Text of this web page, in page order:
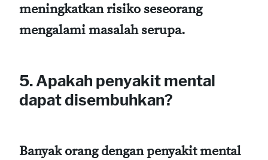
meningkatkan risiko seseorang
mengalami masalah serupa.
5. Apakah penyakit mental
dapat disembuhkan?
Banyak orang dengan penyakit mental